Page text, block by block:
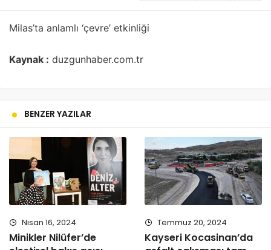
Milas’ta anlamlı ‘çevre’ etkinliği
Kaynak : duzgunhaber.com.tr
BENZER YAZILAR
Nisan 16, 2024
Minikler Nilüfer’de
Temmuz 20, 2024
Kayseri Kocasinan’da